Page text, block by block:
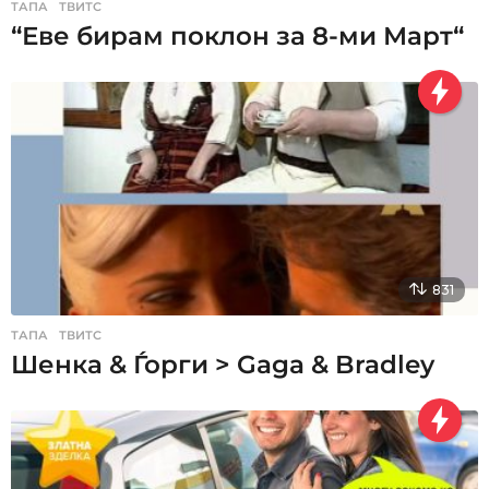
ТАПА ,ТВИТС
“Еве бирам поклон за 8-ми Март“
831
ТАПА ,ТВИТС
Шенка & Ѓорги > Gaga & Bradley